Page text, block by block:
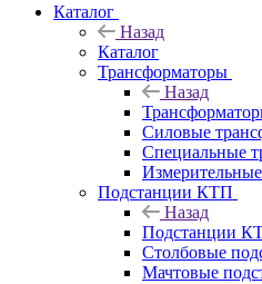
Каталог
Назад
Каталог
Трансформаторы
Назад
Силовые
Специальные
Подстанции КТП
Назад
Подстанции
Столбовые
Мачтовые